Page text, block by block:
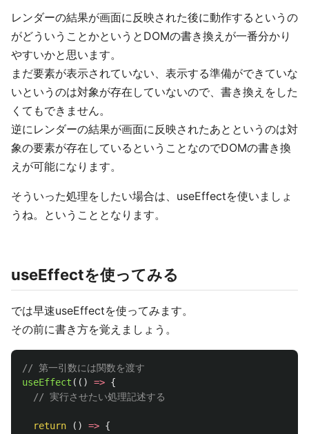
レンダーの結果が画面に反映された後に動作するというの
がどういうことかというとDOMの書き換えが一番分かり
やすいかと思います。
まだ要素が表示されていない、表示する準備ができていな
いというのは対象が存在していないので、書き換えをした
くてもできません。
逆にレンダーの結果が画面に反映されたあとというのは対
象の要素が存在しているということなのでDOMの書き換
えが可能になります。
そういった処理をしたい場合は、useEffectを使いましょ
うね。ということとなります。
useEffectを使ってみる
では早速useEffectを使ってみます。
その前に書き方を覚えましょう。
// 第一引数には関数を渡す
useEffect (() => {
// 実行させたい処理記述する
return () => {